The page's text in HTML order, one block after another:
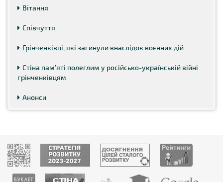
Вітання
Співчуття
Грінченківці, які загинули внаслідок воєнних дій
Стіна пам’яті полеглим у російсько-українській війні
грінченківцям
Анонси